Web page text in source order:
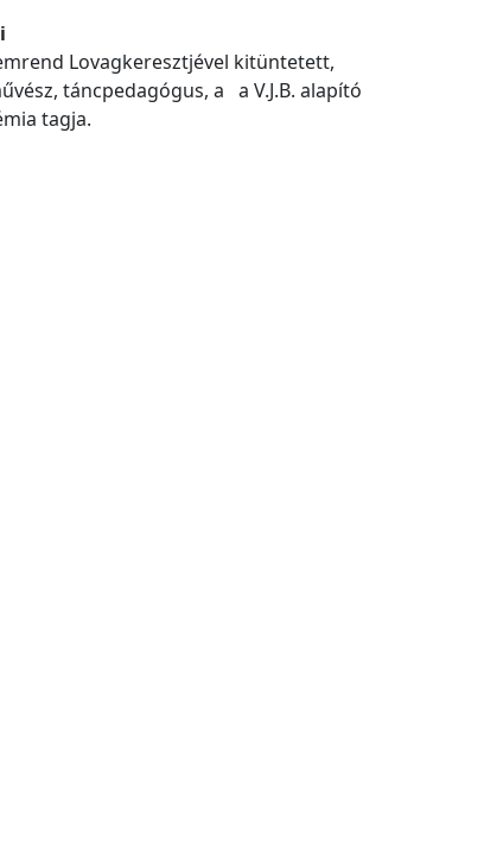
Lovagkeresztjével kitüntetett,
táncpedagógus, a a V.J.B. alapító
tagja.